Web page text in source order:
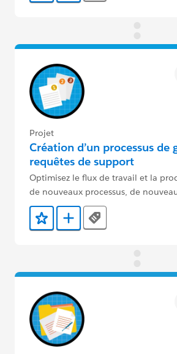
Projet
Création d’un processus de
requêtes de support
Optimisez le flux de travail et la
de nouveaux processus, de
d’enregistrements et de nouvelles
Ajouter aux favoris
Ajouter au Trailmix
Tags